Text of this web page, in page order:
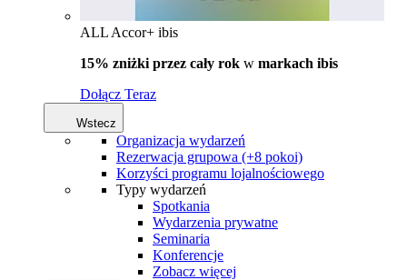
ALL Accor+ ibis
15% zniżki przez cały rok w markach ibis
Dołącz Teraz
Wstecz
Organizacja wydarzeń
Rezerwacja grupowa (+8 pokoi)
Korzyści programu lojalnościowego
Typy wydarzeń
Spotkania
Wydarzenia prywatne
Seminaria
Konferencje
Zobacz więcej